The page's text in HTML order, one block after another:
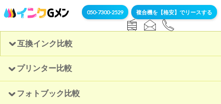
050-7300-2529 複合機を【格安】でリースする
互換インク比較
プリンター比較
フォトブック比較